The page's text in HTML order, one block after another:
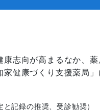
志向が高まるなか、
健康づくり支援薬局
記録の推奨、受診勧奨）